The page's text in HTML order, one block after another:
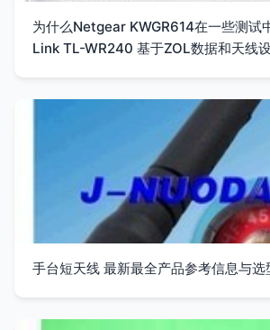
为什么Netgear KWGR614在一些测试
Link TL-WR240 基于ZOL数据和天线
手台短天线 最新最全产品参考信息与选